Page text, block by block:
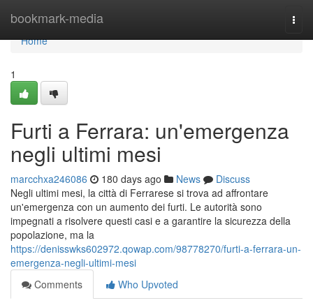
bookmark-media
Home
Home
1
Furti a Ferrara: un'emergenza
negli ultimi mesi
marcchxa246086 180 days ago News
Discuss
Negli ultimi mesi, la città di Ferrarese si trova ad affrontare
un'emergenza con un aumento dei furti. Le autorità sono
impegnati a risolvere questi casi e a garantire la sicurezza della
popolazione, ma la
https://denisswks602972.qowap.com/98778270/furti-a-ferrara-un-
emergenza-negli-ultimi-mesi
Comments
Who Upvoted